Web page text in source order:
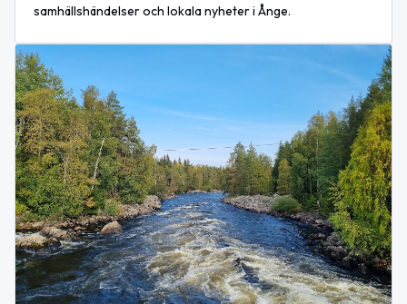
samhällshändelser och lokala nyheter i Ånge.